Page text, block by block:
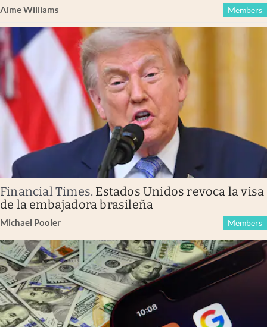
Aime Williams Members
Financial Times. Estados Unidos revoca la visa
de la embajadora brasileña
Michael Pooler Members